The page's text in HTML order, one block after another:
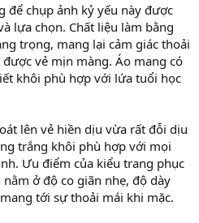
để chụp ảnh kỷ yếu này được
lựa chọn. Chất liệu làm bằng
trọng, mang lại cảm giác thoải
vẻ mịn màng. Áo mang có
khôi phù hợp với lứa tuổi học
lên vẻ hiền dịu vừa rất đỗi dịu
trắng khôi phù hợp với mọi
Ưu điểm của kiểu trang phục
ở độ co giãn nhẹ, độ dày
tới sự thoải mái khi mặc.